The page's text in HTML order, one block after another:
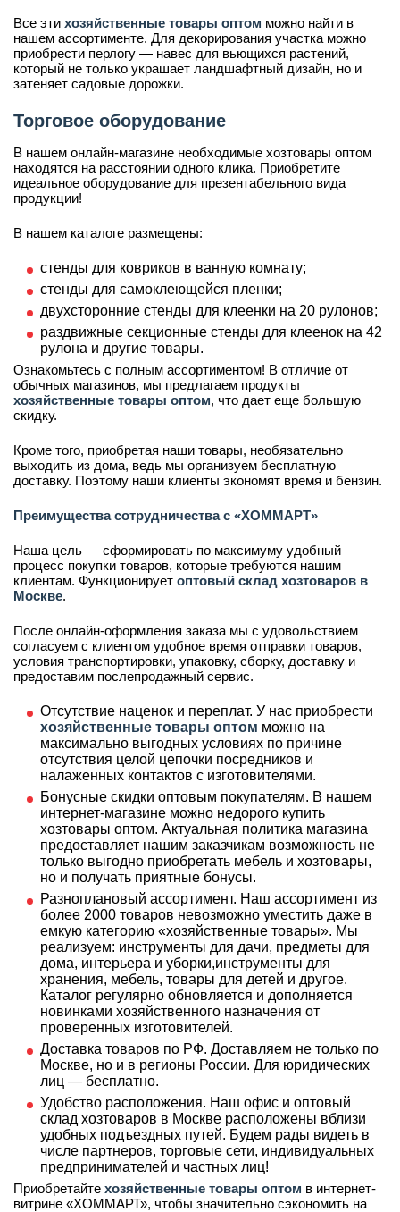
Все эти хозяйственные товары оптом можно найти в
нашем ассортименте. Для декорирования участка можно
приобрести перлогу — навес для вьющихся растений,
который не только украшает ландшафтный дизайн, но и
затеняет садовые дорожки.
Торговое оборудование
В нашем онлайн-магазине необходимые хозтовары оптом
находятся на расстоянии одного клика. Приобретите
идеальное оборудование для презентабельного вида
продукции!
В нашем каталоге размещены:
стенды для ковриков в ванную комнату;
стенды для самоклеющейся пленки;
двухсторонние стенды для клеенки на 20 рулонов;
раздвижные секционные стенды для клеенок на 42
рулона и другие товары.
Ознакомьтесь с полным ассортиментом! В отличие от
обычных магазинов, мы предлагаем продукты
хозяйственные товары оптом, что дает еще большую
скидку.
Кроме того, приобретая наши товары, необязательно
выходить из дома, ведь мы организуем бесплатную
доставку. Поэтому наши клиенты экономят время и бензин.
Преимущества сотрудничества с «ХОММАРТ»
Наша цель — сформировать по максимуму удобный
процесс покупки товаров, которые требуются нашим
клиентам. Функционирует оптовый склад хозтоваров в
Москве.
После онлайн-оформления заказа мы с удовольствием
согласуем с клиентом удобное время отправки товаров,
условия транспортировки, упаковку, сборку, доставку и
предоставим послепродажный сервис.
Отсутствие наценок и переплат. У нас приобрести
хозяйственные товары оптом можно на
максимально выгодных условиях по причине
отсутствия целой цепочки посредников и
налаженных контактов с изготовителями.
Бонусные скидки оптовым покупателям. В нашем
интернет-магазине можно недорого купить
хозтовары оптом. Актуальная политика магазина
предоставляет нашим заказчикам возможность не
только выгодно приобретать мебель и хозтовары,
но и получать приятные бонусы.
Разноплановый ассортимент. Наш ассортимент из
более 2000 товаров невозможно уместить даже в
емкую категорию «хозяйственные товары». Мы
реализуем: инструменты для дачи, предметы для
дома, интерьера и уборки,инструменты для
хранения, мебель, товары для детей и другое.
Каталог регулярно обновляется и дополняется
новинками хозяйственного назначения от
проверенных изготовителей.
Доставка товаров по РФ. Доставляем не только по
Москве, но и в регионы России. Для юридических
лиц — бесплатно.
Удобство расположения. Наш офис и оптовый
склад хозтоваров в Москве расположены вблизи
удобных подъездных путей. Будем рады видеть в
числе партнеров, торговые сети, индивидуальных
предпринимателей и частных лиц!
Приобретайте хозяйственные товары оптом в интернет-
витрине «ХОММАРТ», чтобы значительно сэкономить на